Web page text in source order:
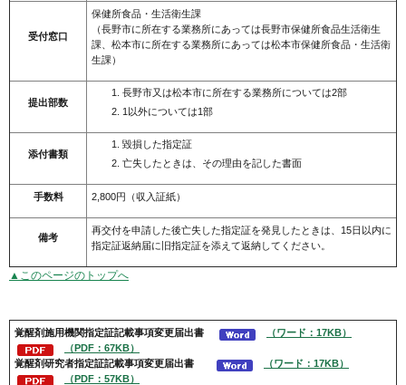
受付窓口
保健所食品・生活衛生課
（長野市に所在する業務所にあっては長野市保健所食品生活衛生
課、松本市に所在する業務所にあっては松本市保健所食品・生活衛
生課）
提出部数
長野市又は松本市に所在する業務所については2部
1以外については1部
添付書類
毀損した指定証
亡失したときは、その理由を記した書面
手数料 2,800円（収入証紙）
備考
再交付を申請した後亡失した指定証を発見したときは、15日以内に
指定証返納届に旧指定証を添えて返納してください。
▲このページのトップへ
覚醒剤施用機関指定証記載事項変更届出書
（ワード：17KB）
（PDF：67KB）
覚醒剤研究者指定証記載事項変更届出書
（ワード：17KB）
（PDF：57KB）